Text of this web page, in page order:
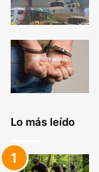
Lo más leído